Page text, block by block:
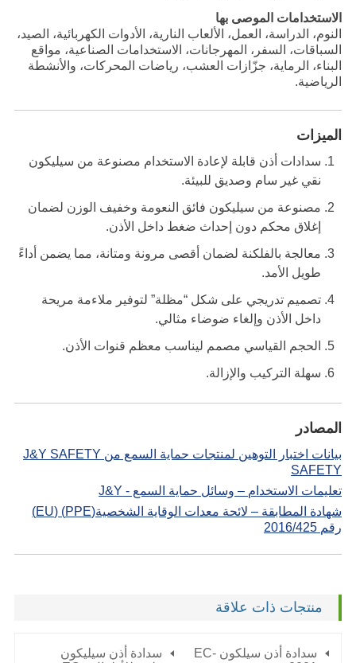
الاستخدامات الموصى بها
النوم، الدراسة، العمل، الألعاب النارية، الأدوات الكهربائية، الصيد،
السباقات، السفر، المهرجانات، الاستخدامات الصناعية، مواقع
البناء، الرماية، جزّازات العشب، رياضات المحركات، والأنشطة
الرياضية.
الميزات
سدادات أذن قابلة لإعادة الاستخدام مصنوعة من سيليكون
نقي غير سام وصديق للبيئة.
مصنوعة من سيليكون فائق النعومة وخفيف الوزن لضمان
إغلاق محكم دون إحداث ضغط داخل الأذن.
معالجة بالفلكنة لضمان أقصى مرونة ومتانة، مما يضمن أداءً
طويل الأمد.
تصميم تدريجي على شكل “مظلة” لتوفير ملاءمة مريحة
داخل الأذن وإلغاء ضوضاء مثالي.
الحجم القياسي مصمم ليناسب معظم قنوات الأذن.
سهلة التركيب والإزالة.
المصادر
بيانات اختبار التوهين لمنتجات حماية السمع من J&Y SAFETY
SAFETY
تعليمات الاستخدام – وسائل حماية السمع - J&Y
شهادة المطابقة – لائحة معدات الوقاية الشخصية(PPE) (EU)
رقم 2016/425
منتجات ذات علاقة
سدادة أذن سيلكون EC-
سدادة أذن سيليكون